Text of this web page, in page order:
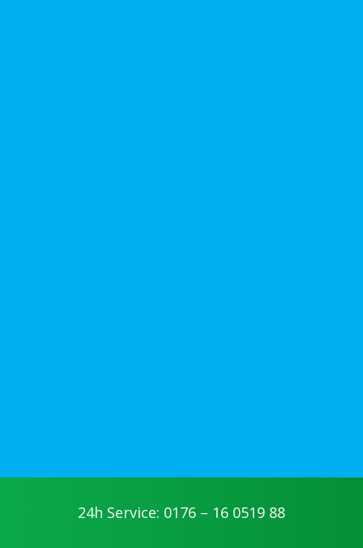
24h Service: 0176 – 16 0519 88